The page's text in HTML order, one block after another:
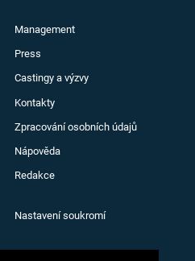
Management
Press
Castingy a výzvy
Kontakty
Zpracování osobních údajů
Nápověda
Redakce
Nastavení soukromí